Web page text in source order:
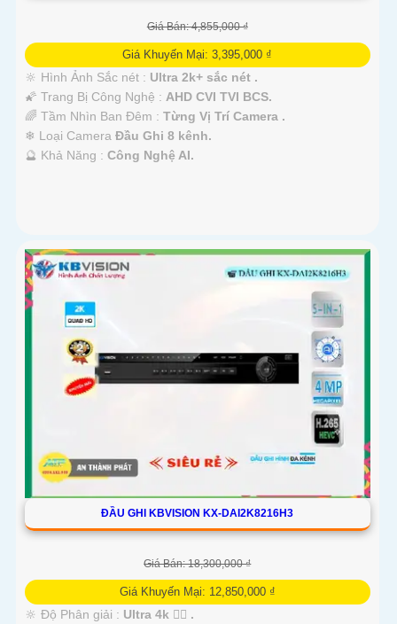
Giá Bán: 4,855,000 ₫
Giá Khuyến Mại: 3,395,000 ₫
🔆 Hình Ảnh Sắc nét : Ultra 2k+ sắc nét .
🌠 Trang Bị Công Nghệ : AHD CVI TVI BCS.
🌈 Tầm Nhìn Ban Đêm : Từng Vị Trí Camera .
❄ Loại Camera Đầu Ghi 8 kênh.
️🔮 Khả Năng : Công Nghệ AI.
ĐẦU GHI KBVISION KX-DAI2K8216H3
Giá Bán: 18,300,000 ₫
Giá Khuyến Mại: 12,850,000 ₫
🔆 Độ Phân giải : Ultra 4k 👍🏾 .